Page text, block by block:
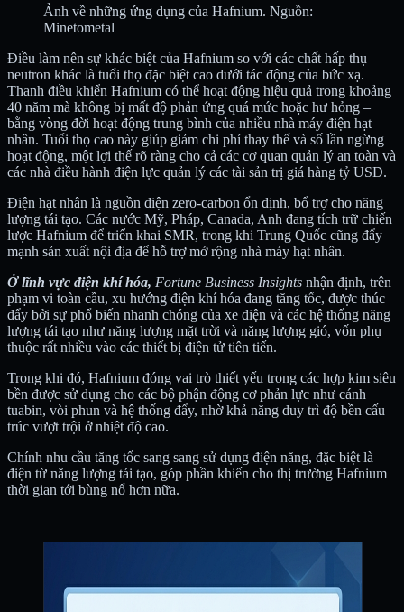
Ảnh về những ứng dụng của Hafnium. Nguồn:
Minetometal
Điều làm nên sự khác biệt của Hafnium so với các chất hấp thụ
neutron khác là tuổi thọ đặc biệt cao dưới tác động của bức xạ.
Thanh điều khiển Hafnium có thể hoạt động hiệu quả trong khoảng
40 năm mà không bị mất độ phản ứng quá mức hoặc hư hỏng –
bằng vòng đời hoạt động trung bình của nhiều nhà máy điện hạt
nhân. Tuổi thọ cao này giúp giảm chi phí thay thế và số lần ngừng
hoạt động, một lợi thế rõ ràng cho cả các cơ quan quản lý an toàn và
các nhà điều hành điện lực quản lý các tài sản trị giá hàng tỷ USD.
Điện hạt nhân là nguồn điện zero-carbon ổn định, bổ trợ cho năng
lượng tái tạo. Các nước Mỹ, Pháp, Canada, Anh đang tích trữ chiến
lược Hafnium để triển khai SMR, trong khi Trung Quốc cũng đẩy
mạnh sản xuất nội địa để hỗ trợ mở rộng nhà máy hạt nhân.
Ở lĩnh vực điện khí hóa, Fortune Business Insights nhận định, trên
phạm vi toàn cầu, xu hướng điện khí hóa đang tăng tốc, được thúc
đẩy bởi sự phổ biến nhanh chóng của xe điện và các hệ thống năng
lượng tái tạo như năng lượng mặt trời và năng lượng gió, vốn phụ
thuộc rất nhiều vào các thiết bị điện tử tiên tiến.
Trong khi đó, Hafnium đóng vai trò thiết yếu trong các hợp kim siêu
bền được sử dụng cho các bộ phận động cơ phản lực như cánh
tuabin, vòi phun và hệ thống đẩy, nhờ khả năng duy trì độ bền cấu
trúc vượt trội ở nhiệt độ cao.
Chính nhu cầu tăng tốc sang sang sử dụng điện năng, đặc biệt là
điện từ năng lượng tái tạo, góp phần khiến cho thị trường Hafnium
thời gian tới bùng nổ hơn nữa.